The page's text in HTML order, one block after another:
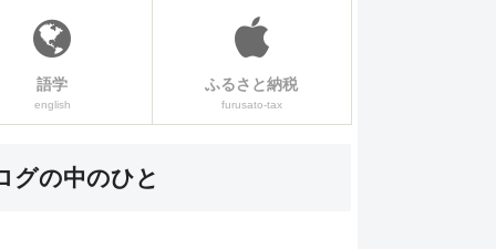
語学
english
ふるさと納税
furusato-tax
グの中のひと